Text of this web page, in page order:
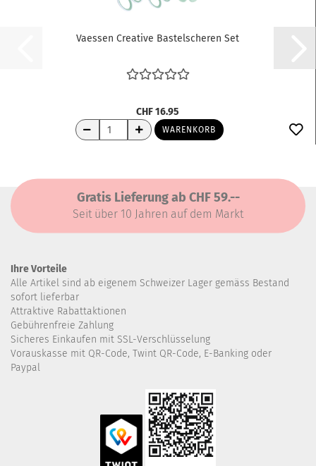
Vaessen Creative Bastelscheren Set
CHF 16.95
WARENKORB
Gratis Lieferung ab CHF 59.--
Seit über 10 Jahren auf dem Markt
Ihre Vorteile
Alle Artikel sind ab eigenem Schweizer Lager gemäss Bestand
sofort lieferbar
Attraktive Rabattaktionen
Gebührenfreie Zahlung
Sicheres Einkaufen mit SSL-Verschlüsselung
Vorauskasse mit QR-Code, Twint QR-Code, E-Banking oder
Paypal